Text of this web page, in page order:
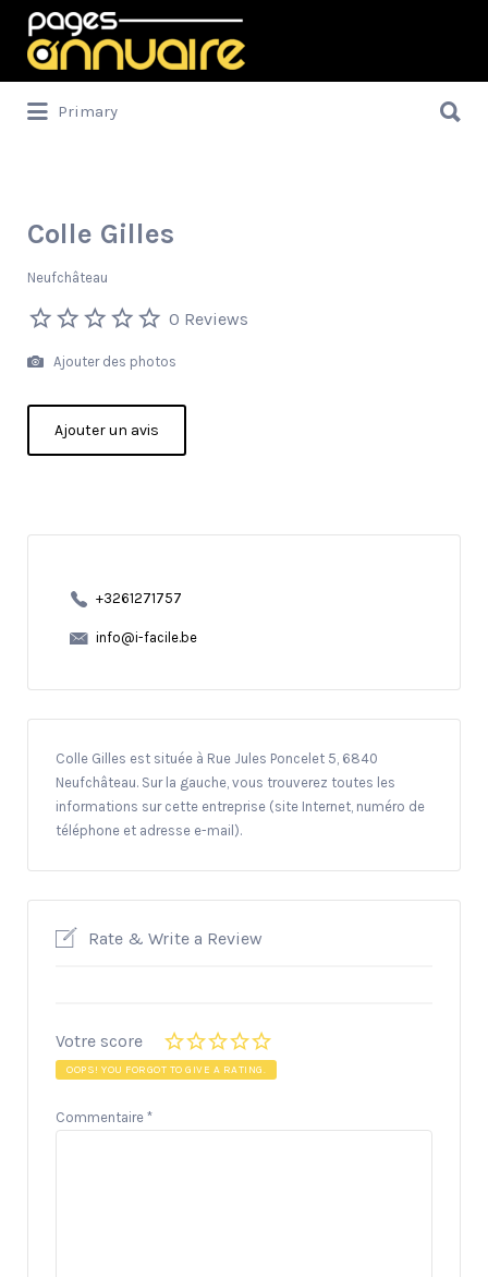
Rechercher:
Primary
Colle Gilles
Neufchâteau
0 Reviews
Ajouter des photos
Ajouter un avis
+3261271757
info@i-facile.be
Colle Gilles est située à Rue Jules Poncelet 5, 6840
Neufchâteau. Sur la gauche, vous trouverez toutes les
informations sur cette entreprise (site Internet, numéro de
téléphone et adresse e-mail).
Rate & Write a Review
Votre score
OOPS! YOU FORGOT TO GIVE A RATING.
Commentaire *